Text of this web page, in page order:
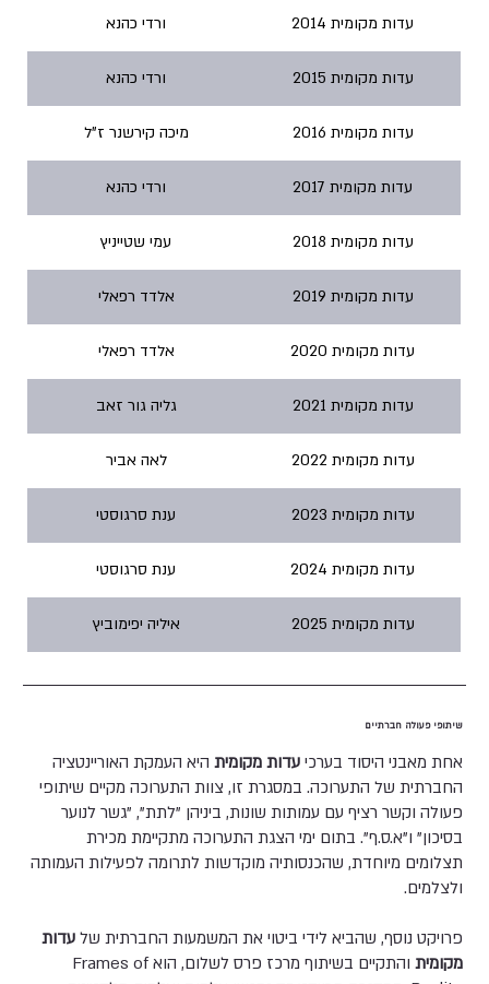
עדות מקומית 2014 ורדי כהנא
עדות מקומית 2015 ורדי כהנא
עדות מקומית 2016 מיכה קירשנר ז"ל
עדות מקומית 2017 ורדי כהנא
עדות מקומית 2018 עמי שטייניץ
עדות מקומית 2019 אלדד רפאלי
עדות מקומית 2020 אלדד רפאלי
עדות מקומית 2021 גליה גור זאב
עדות מקומית 2022 לאה אביר
עדות מקומית 2023 ענת סרגוסטי
עדות מקומית 2024 ענת סרגוסטי
עדות מקומית 2025 איליה יפימוביץ
אחת מאבני היסוד בערכיעדות מקומית היא העמקת האוריינטציה
החברתית של התערוכה. במסגרת זו, צוות התערוכה מקיים שיתופי
פעולה וקשר רציף עם עמותות שונות, ביניהן "לתת", "גשר לנוער
בסיכון" ו"א.ס.ף". בתום ימי הצגת התערוכה מתקיימת מכירת
תצלומים מיוחדת, שהכנסותיה מוקדשות לתרומה לפעילות העמותה
ולצלמים.
פרויקט נוסף, שהביא לידי ביטוי את המשמעות החברתית שלעדות
מקומית
והתקיים בשיתוף מרכז פרס לשלום, הוא Frames of
שיתופי פעולה חברתיים